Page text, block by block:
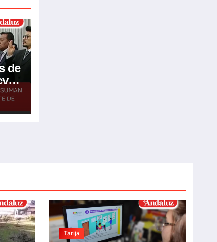
de
Tarija